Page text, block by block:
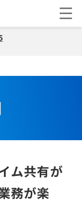
ム共有が
務が楽